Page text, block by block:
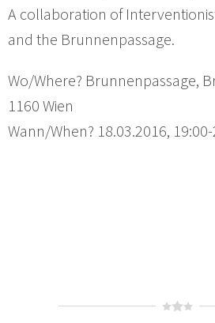
A collaboration of
and the Brunnenpassage.
Wo/Where? Brunnenpassage,
1160 Wien
Wann/When? 18.03.2016,